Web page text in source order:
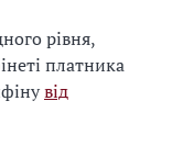
рівня,
платника
від